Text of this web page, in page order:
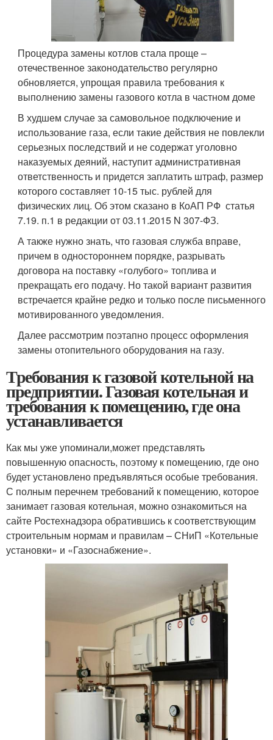
Процедура замены котлов стала проще –
отечественное законодательство регулярно
обновляется, упрощая правила требования к
выполнению замены газового котла в частном доме
В худшем случае за самовольное подключение и
использование газа, если такие действия не повлекли
серьезных последствий и не содержат уголовно
наказуемых деяний, наступит административная
ответственность и придется заплатить штраф, размер
которого составляет 10-15 тыс. рублей для
физических лиц. Об этом сказано в КоАП РФ статья
7.19. п.1 в редакции от 03.11.2015 N 307-ФЗ.
А также нужно знать, что газовая служба вправе,
причем в одностороннем порядке, разрывать
договора на поставку «голубого» топлива и
прекращать его подачу. Но такой вариант развития
встречается крайне редко и только после письменного
мотивированного уведомления.
Далее рассмотрим поэтапно процесс оформления
замены отопительного оборудования на газу.
Требования к газовой котельной на
предприятии. Газовая котельная и
требования к помещению, где она
устанавливается
Как мы уже упоминали,может представлять
повышенную опасность, поэтому к помещению, где оно
будет установлено предъявляться особые требования.
С полным перечнем требований к помещению, которое
занимает газовая котельная, можно ознакомиться на
сайте Ростехнадзора обратившись к соответствующим
строительным нормам и правилам – СНиП «Котельные
установки» и «Газоснабжение».